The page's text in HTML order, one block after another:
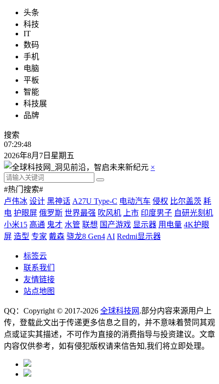
头条
科技
IT
数码
手机
电脑
平板
智能
科技展
品牌
搜索
07:29:48
2026年8月7日星期五
×
#热门搜索#
卢伟冰 设计 黑神话 A27U Type-C 电动汽车 侵权 比尔盖茨 耗
电 护眼屏 俄罗斯 世界最强 吹风机 上市 印度男子 自研光刻机
小米15 高通 鬼才 水管 联想 国产游戏 显示器 用电量 4K护眼
屏 造型 专家 戴森 骁龙8 Gen4AI Redmi显示器
标签云
联系我们
友情链接
站点地图
QQ：Copyright © 2017-2026 全球科技网 .部分内容来源用户上
传，登载此文出于传递更多信息之目的，并不意味着赞同其观
点或证实其描述，不可作为直接的消费指导与投资建议。文章
内容仅供参考，如有侵犯版权请来信告知,我们将立即处理。